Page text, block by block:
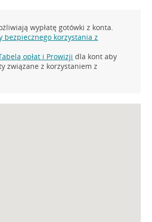
wypłatę gotówki z konta.
bezpiecznego korzystania z
opłat i Prowizji dla kont aby
związane z korzystaniem z